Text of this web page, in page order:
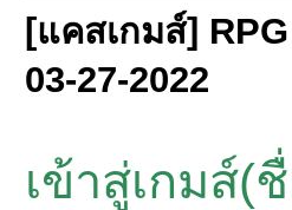
[แคสเกมส์]
03-27-2022
เข้าสู่เกมส์(